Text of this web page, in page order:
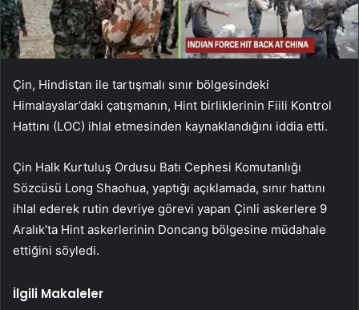
Çin, Hindistan ile tartışmalı sınır bölgesindeki
Himalayalar’daki çatışmanın, Hint birliklerinin Fiili Kontrol
Hattını (LOC) ihlal etmesinden kaynaklandığını iddia etti.
Çin Halk Kurtuluş Ordusu Batı Cephesi Komutanlığı
Sözcüsü Long Shaohua, yaptığı açıklamada, sınır hattını
ihlal ederek rutin devriye görevi yapan Çinli askerlere 9
Aralık’ta Hint askerlerinin Doncang bölgesine müdahale
ettiğini söyledi.
İlgili Makaleler